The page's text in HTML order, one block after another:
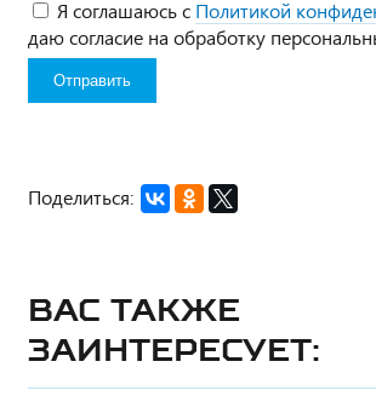
Я соглашаюсь с Политикой
даю согласие на обработку
Поделиться:
Вас также
заинтересует: